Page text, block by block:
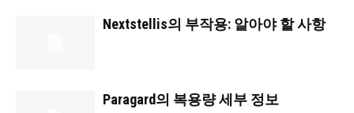
Nextstellis의 부작용: 알아야 할 사항
Paragard의 복용량 세부 정보